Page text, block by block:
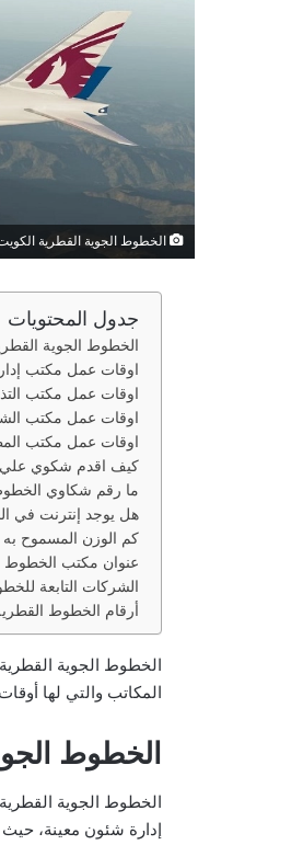
الخطوط الجوية القطرية
جدول المحتويات
الخطوط الجوية
اوقات عمل مكتب
اوقات عمل مكتب
اوقات عمل مكتب
اوقات عمل مكتب
كيف اقدم شكوي علي
ما رقم شكاوي
هل يوجد إنترنت في
كم الوزن المسموح
عنوان مكتب
الشركات التابعة
أرقام الخطوط القطرية 24 ساعة
الخطوط الجوية
المكاتب والتي لها
الخطوط
الخطوط الجوية
إدارة شئون معينة،